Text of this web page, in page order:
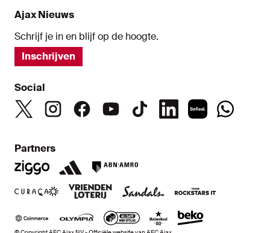
Ajax Nieuws
Schrijf je in en blijf op de hoogte.
Inschrijven
Social
Partners